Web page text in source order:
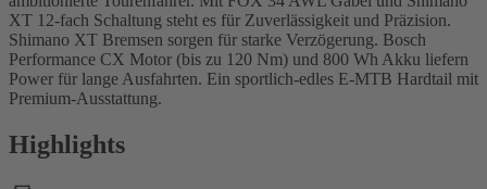
XT 12-fach Schaltung steht es für Zuverlässigkeit und Präzision.
Shimano XT Bremsen sorgen für starke Verzögerung. Bosch
Performance CX Motor (bis zu 120 Nm) und 800 Wh Akku liefern
Power für lange Ausfahrten. Ein sportlich-edles E-MTB Hardtail mit
Premium-Ausstattung.
Highlights